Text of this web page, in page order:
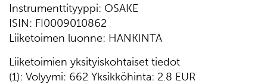
Instrumenttityyppi: OSAKE
ISIN: FI0009010862
Liiketoimen luonne: HANKINTA
Liiketoimien yksityiskohtaiset tiedot
(1): Volyymi: 662 Yksikköhinta: 2.8 EUR